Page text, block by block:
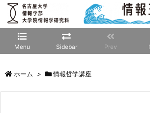
Menu Sidebar Prev
ホーム > 情報哲学講座